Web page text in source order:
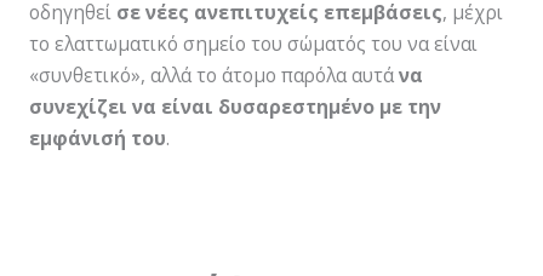
οδηγηθεί σε νέες ανεπιτυχείς επεµβάσεις, µέχρι
το ελαττωµατικό σηµείο του σώµατός του να είναι
«συνθετικό», αλλά το άτοµο παρόλα αυτάνα
συνεχίζει να είναι δυσαρεστηµένο µε την
εµφάνισή του.